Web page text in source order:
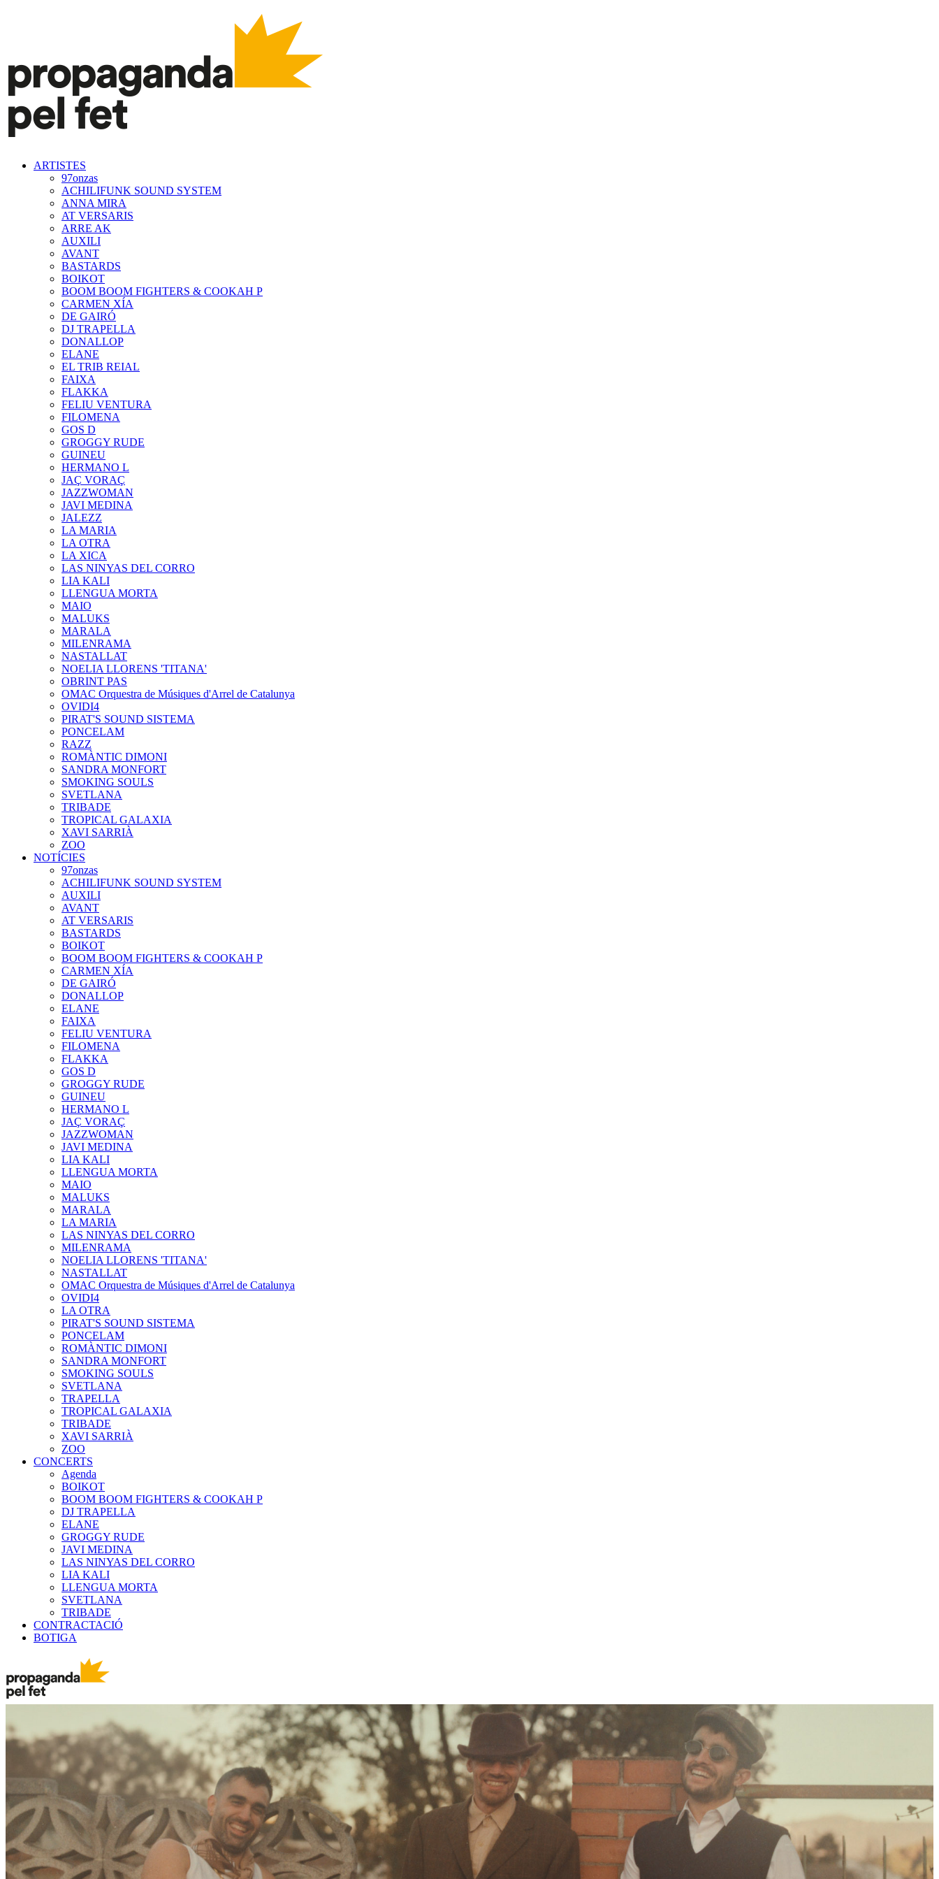
ARTISTES
97onzas
ACHILIFUNK SOUND SYSTEM
ANNA MIRA
AT VERSARIS
ARRE AK
AUXILI
AVANT
BASTARDS
BOIKOT
BOOM BOOM FIGHTERS & COOKAH P
CARMEN XÍA
DE GAIRÓ
DJ TRAPELLA
DONALLOP
ELANE
EL TRIB REIAL
FAIXA
FLAKKA
FELIU VENTURA
FILOMENA
GOS D
GROGGY RUDE
GUINEU
HERMANO L
JAÇ VORAÇ
JAZZWOMAN
JAVI MEDINA
JALEZZ
LA MARIA
LA OTRA
LA XICA
LAS NINYAS DEL CORRO
LIA KALI
LLENGUA MORTA
MAIO
MALUKS
MARALA
MILENRAMA
NASTALLAT
NOELIA LLORENS 'TITANA'
OBRINT PAS
OMAC Orquestra de Músiques d'Arrel de Catalunya
OVIDI4
PIRAT'S SOUND SISTEMA
PONCELAM
RAZZ
ROMÀNTIC DIMONI
SANDRA MONFORT
SMOKING SOULS
SVETLANA
TRIBADE
TROPICAL GALAXIA
XAVI SARRIÀ
ZOO
NOTÍCIES
97onzas
ACHILIFUNK SOUND SYSTEM
AUXILI
AVANT
AT VERSARIS
BASTARDS
BOIKOT
BOOM BOOM FIGHTERS & COOKAH P
CARMEN XÍA
DE GAIRÓ
DONALLOP
ELANE
FAIXA
FELIU VENTURA
FILOMENA
FLAKKA
GOS D
GROGGY RUDE
GUINEU
HERMANO L
JAÇ VORAÇ
JAZZWOMAN
JAVI MEDINA
LIA KALI
LLENGUA MORTA
MAIO
MALUKS
MARALA
LA MARIA
LAS NINYAS DEL CORRO
MILENRAMA
NOELIA LLORENS 'TITANA'
NASTALLAT
OMAC Orquestra de Músiques d'Arrel de Catalunya
OVIDI4
LA OTRA
PIRAT'S SOUND SISTEMA
PONCELAM
ROMÀNTIC DIMONI
SANDRA MONFORT
SMOKING SOULS
SVETLANA
TRAPELLA
TROPICAL GALAXIA
TRIBADE
XAVI SARRIÀ
ZOO
CONCERTS
Agenda
BOIKOT
BOOM BOOM FIGHTERS & COOKAH P
DJ TRAPELLA
ELANE
GROGGY RUDE
JAVI MEDINA
LAS NINYAS DEL CORRO
LIA KALI
LLENGUA MORTA
SVETLANA
TRIBADE
CONTRACTACIÓ
BOTIGA